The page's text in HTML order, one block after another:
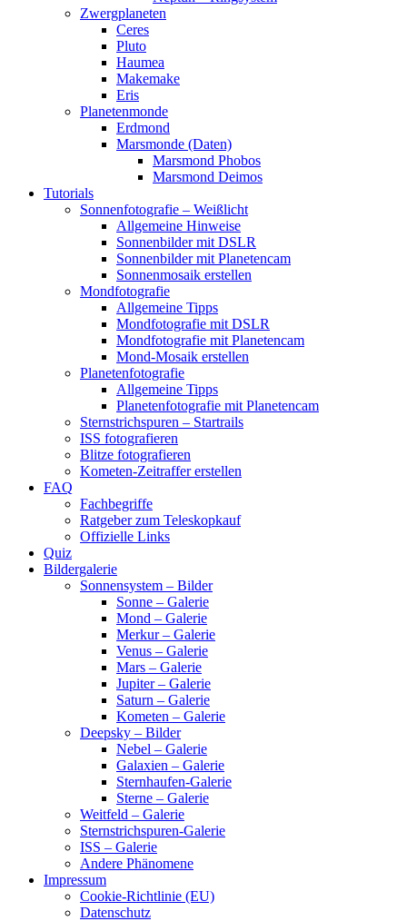
Zwergplaneten
Ceres
Pluto
Haumea
Makemake
Eris
Planetenmonde
Erdmond
Marsmonde (Daten)
Marsmond Phobos
Marsmond Deimos
Tutorials
Sonnenfotografie – Weißlicht
Allgemeine Hinweise
Sonnenbilder mit DSLR
Sonnenbilder mit Planetencam
Sonnenmosaik erstellen
Mondfotografie
Allgemeine Tipps
Mondfotografie mit DSLR
Mondfotografie mit Planetencam
Mond-Mosaik erstellen
Planetenfotografie
Allgemeine Tipps
Planetenfotografie mit Planetencam
Sternstrichspuren – Startrails
ISS fotografieren
Blitze fotografieren
Kometen-Zeitraffer erstellen
FAQ
Fachbegriffe
Ratgeber zum Teleskopkauf
Offizielle Links
Quiz
Bildergalerie
Sonnensystem – Bilder
Sonne – Galerie
Mond – Galerie
Merkur – Galerie
Venus – Galerie
Mars – Galerie
Jupiter – Galerie
Saturn – Galerie
Kometen – Galerie
Deepsky – Bilder
Nebel – Galerie
Galaxien – Galerie
Sternhaufen-Galerie
Sterne – Galerie
Weitfeld – Galerie
Sternstrichspuren-Galerie
ISS – Galerie
Andere Phänomene
Impressum
Cookie-Richtlinie (EU)
Datenschutz